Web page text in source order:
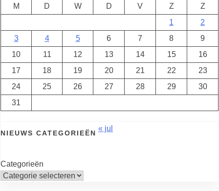
M
D W D V Z
Z
1
2
3
4 5 6 7 8
9
10
11 12 13 14 15
16
17
18 19 20 21 22
23
24
25 26 27 28 29
30
31
« jul
NIEUWS CATEGORIEËN
Categorieën